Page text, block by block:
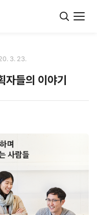
3. 23.
자들의 이야기